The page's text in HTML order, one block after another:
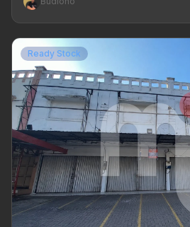
Ready Stock